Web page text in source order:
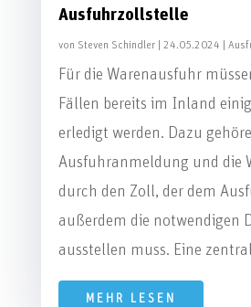
Ausfuhrzollstelle
von Steven Schindler| 24.05.2024
Für die Warenausfuhr
Fällen bereits im Inland
erledigt werden. Dazu
Ausfuhranmeldung und die
durch den Zoll, der dem
außerdem die notwendigen
ausstellen muss. Eine
MEHR LESEN